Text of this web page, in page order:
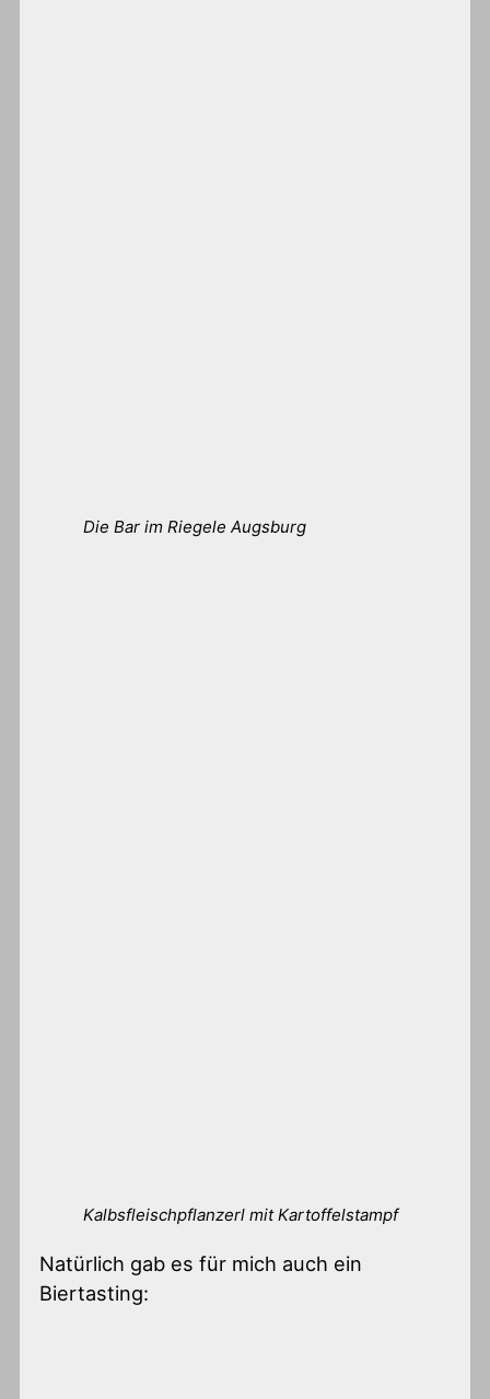
Die Bar im Riegele Augsburg
Kalbsfleischpflanzerl mit Kartoffelstampf
Natürlich gab es für mich auch ein
Biertasting: